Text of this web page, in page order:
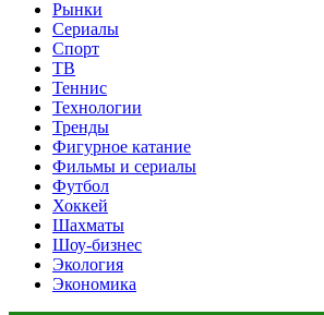
Рынки
Сериалы
Спорт
ТВ
Теннис
Технологии
Тренды
Фигурное катание
Фильмы и сериалы
Футбол
Хоккей
Шахматы
Шоу-бизнес
Экология
Экономика